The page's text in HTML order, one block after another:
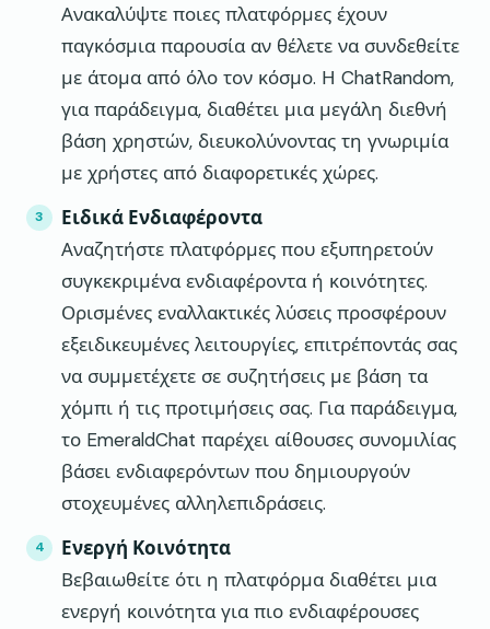
Ανακαλύψτε ποιες πλατφόρμες έχουν
παγκόσμια παρουσία αν θέλετε να συνδεθείτε
με άτομα από όλο τον κόσμο. Η ChatRandom,
για παράδειγμα, διαθέτει μια μεγάλη διεθνή
βάση χρηστών, διευκολύνοντας τη γνωριμία
με χρήστες από διαφορετικές χώρες.
Ειδικά Ενδιαφέροντα
Αναζητήστε πλατφόρμες που εξυπηρετούν
συγκεκριμένα ενδιαφέροντα ή κοινότητες.
Ορισμένες εναλλακτικές λύσεις προσφέρουν
εξειδικευμένες λειτουργίες, επιτρέποντάς σας
να συμμετέχετε σε συζητήσεις με βάση τα
χόμπι ή τις προτιμήσεις σας. Για παράδειγμα,
το EmeraldChat παρέχει αίθουσες συνομιλίας
βάσει ενδιαφερόντων που δημιουργούν
στοχευμένες αλληλεπιδράσεις.
Ενεργή Κοινότητα
Βεβαιωθείτε ότι η πλατφόρμα διαθέτει μια
ενεργή κοινότητα για πιο ενδιαφέρουσες